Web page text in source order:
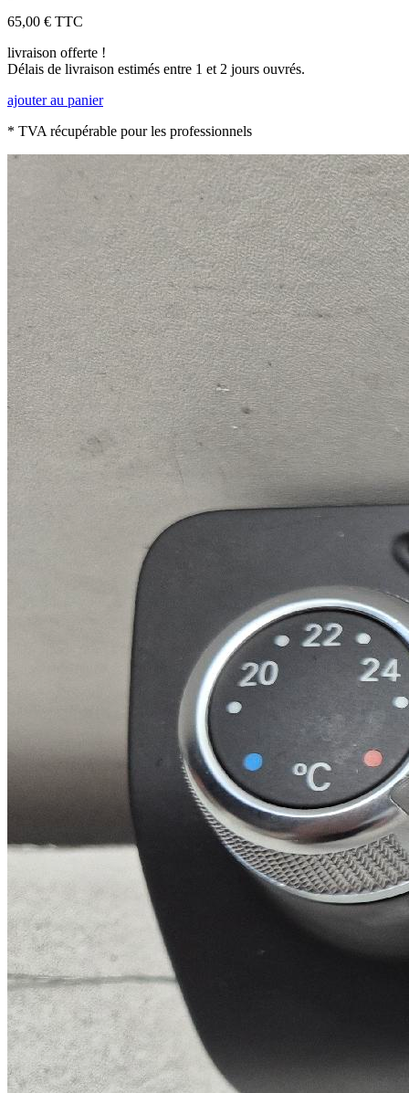
65,00 € TTC
livraison offerte !
Délais de livraison estimés entre 1 et 2 jours ouvrés.
ajouter au panier
* TVA récupérable pour les professionnels